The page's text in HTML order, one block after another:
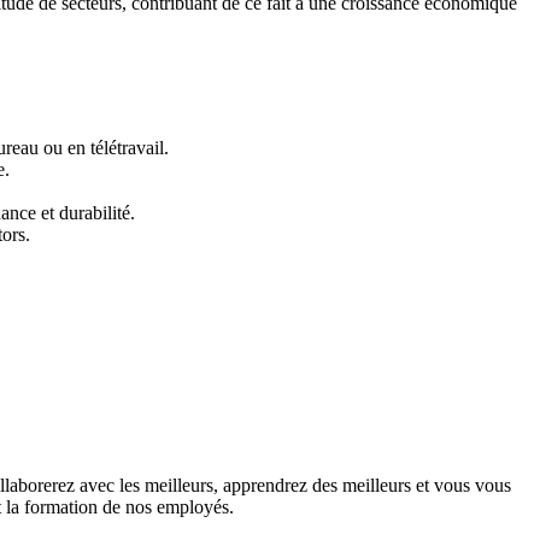
ou en télétravail.
et durabilité.
avec les meilleurs, apprendrez des meilleurs et vous vous
formation de nos employés.